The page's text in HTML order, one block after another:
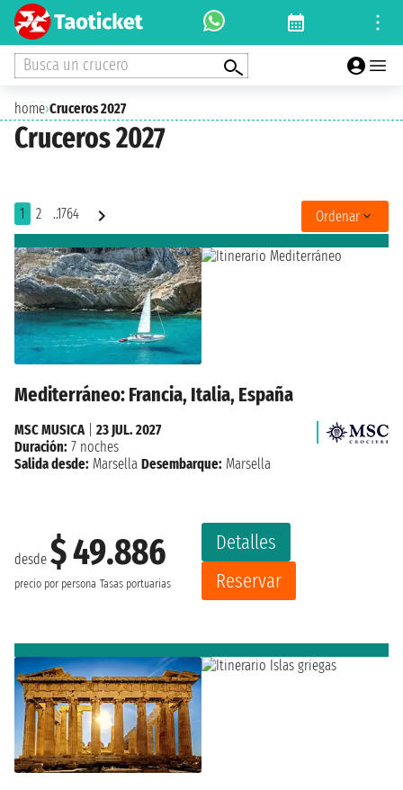
Busca un crucero
home›Cruceros 2027
Cruceros 2027
1 2 ..1764 Ordenar
Mediterráneo: Francia, Italia, España
desde $ 49.886
precio por persona Tasas portuarias
Detalles
Reservar
MSC MUSICA
23 JUL. 2027
Duración: 7 noches
Salida desde: Marsella Desembarque: Marsella